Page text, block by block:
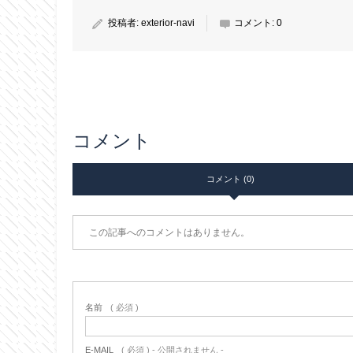
投稿者: exterior-navi コメント: 0
コメント
コメント (0)
この記事へのコメントはありません。
名前 ( 必須 )
E-MAIL ( 必須 ) - 公開されません -